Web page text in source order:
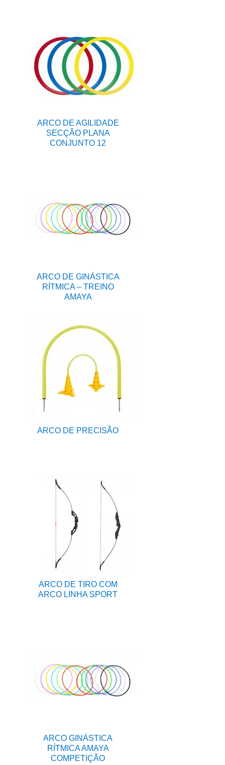
ARCO DE AGILIDADE
SECÇÃO PLANA
CONJUNTO 12
ARCO DE GINÁSTICA
RÍTMICA – TREINO
AMAYA
ARCO DE PRECISÃO
ARCO DE TIRO COM
ARCO LINHA SPORT
ARCO GINÁSTICA
RÍTMICA AMAYA
COMPETIÇÃO